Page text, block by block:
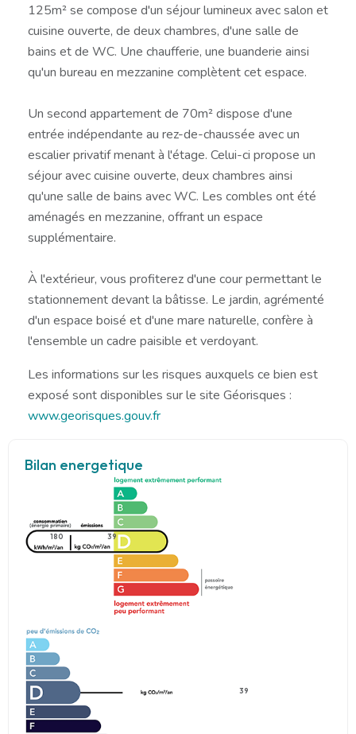
125m² se compose d'un séjour lumineux avec salon et
cuisine ouverte, de deux chambres, d'une salle de
bains et de WC. Une chaufferie, une buanderie ainsi
qu'un bureau en mezzanine complètent cet espace.
Un second appartement de 70m² dispose d'une
entrée indépendante au rez-de-chaussée avec un
escalier privatif menant à l'étage. Celui-ci propose un
séjour avec cuisine ouverte, deux chambres ainsi
qu'une salle de bains avec WC. Les combles ont été
aménagés en mezzanine, offrant un espace
supplémentaire.
À l'extérieur, vous profiterez d'une cour permettant le
stationnement devant la bâtisse. Le jardin, agrémenté
d'un espace boisé et d'une mare naturelle, confère à
l'ensemble un cadre paisible et verdoyant.
Les informations sur les risques auxquels ce bien est
exposé sont disponibles sur le site Géorisques :
www.georisques.gouv.fr
Bilan energetique
180 39
39